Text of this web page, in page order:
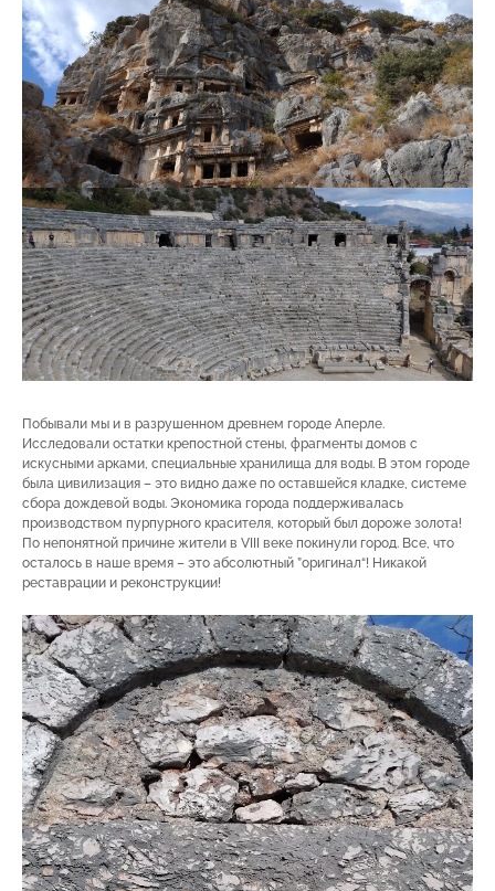
Побывали мы и в разрушенном древнем городе Аперле.
Исследовали остатки крепостной стены, фрагменты домов с
искусными арками, специальные хранилища для воды. В этом городе
была цивилизация – это видно даже по оставшейся кладке, системе
сбора дождевой воды. Экономика города поддерживалась
производством пурпурного красителя, который был дороже золота!
По непонятной причине жители в VIII веке покинули город. Все, что
осталось в наше время – это абсолютный ”оригинал“! Никакой
реставрации и реконструкции!